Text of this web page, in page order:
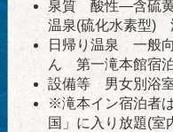
泉質 酸性―含硫
温泉(硫化水素型)
日帰り温泉 一般
ん 第一滝本館宿
設備等 男女別浴
※滝本イン宿泊者
国」に入り放題(室